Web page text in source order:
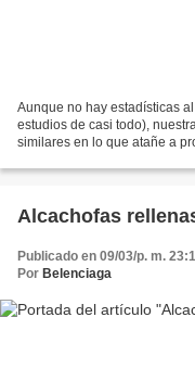
Aunque no hay estadísticas
estudios de casi todo),
similares en lo que atañe a
Alcachofas
Publicado en 09/03/p. m.
Por Belenciaga